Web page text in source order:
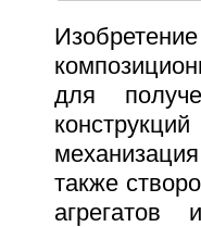
для
также
агрегатов